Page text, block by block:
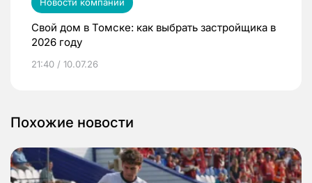
Свой дом в Томске: как выбрать застройщика в
2026 году
21:40 / 10.07.26
Похожие новости